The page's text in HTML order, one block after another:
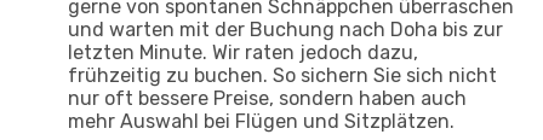
gerne von spontanen Schnäppchen überraschen
und warten mit der Buchung nach Doha bis zur
letzten Minute. Wir raten jedoch dazu,
frühzeitig zu buchen. So sichern Sie sich nicht
nur oft bessere Preise, sondern haben auch
mehr Auswahl bei Flügen und Sitzplätzen.